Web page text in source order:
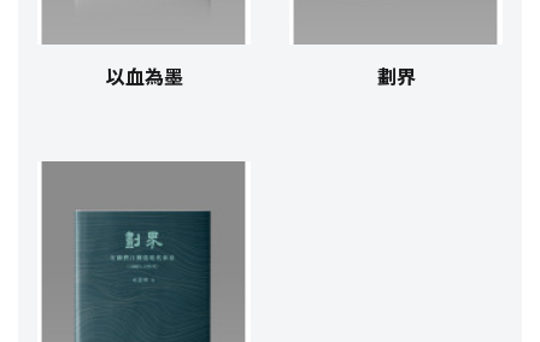
以血為墨 劃界